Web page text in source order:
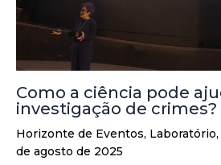
Como a ciência pode
investigação de crimes?
Horizonte de Eventos, Laboratório,
de agosto de 2025